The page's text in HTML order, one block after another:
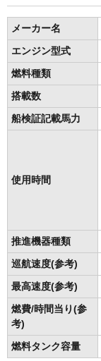
メーカー名
エンジン型式
燃料種類
搭載数
船検証記載馬力
使用時間
推進機器種類
巡航速度(参考)
最高速度(参考)
燃費/時間当り(参
考)
燃料タンク容量